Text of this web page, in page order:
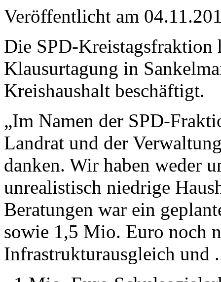
Veröffentlicht am
Die SPD-Kreistagsfraktion
Klausurtagung in
Kreishaushalt beschäftigt.
„Im Namen der SPD-
Landrat und der
danken. Wir haben weder
unrealistisch niedrige
Beratungen war ein
sowie 1,5 Mio. Euro noch
Infrastrukturausgleich und